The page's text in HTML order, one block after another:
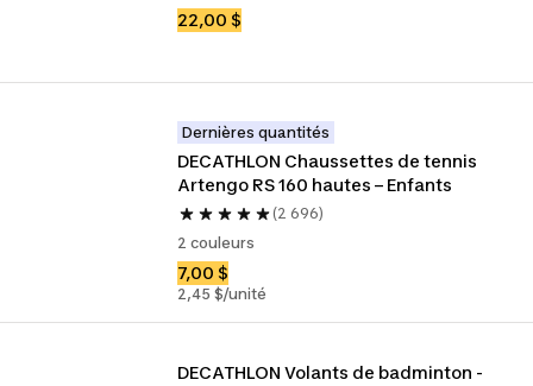
22,00 $
Dernières quantités
DECATHLON Chaussettes de tennis
Artengo RS 160 hautes – Enfants
(2 696)
2 couleurs
7,00 $
2,45 $/unité
DECATHLON Volants de badminton -